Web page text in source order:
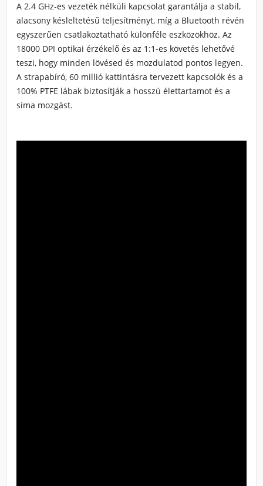
A 2.4 GHz-es vezeték nélküli kapcsolat garantálja a stabil,
alacsony késleltetésű teljesítményt, míg a Bluetooth révén
egyszerűen csatlakoztatható különféle eszközökhöz. Az
18000 DPI optikai érzékelő és az 1:1-es követés lehetővé
teszi, hogy minden lövésed és mozdulatod pontos legyen.
A strapabíró, 60 millió kattintásra tervezett kapcsolók és a
100% PTFE lábak biztosítják a hosszú élettartamot és a
sima mozgást.